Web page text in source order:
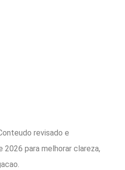
revisado e
2026 para melhorar clareza,